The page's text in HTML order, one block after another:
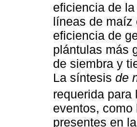
eficiencia de
líneas de maíz
eficiencia de
plántulas más
de siembra y
La síntesis de
requerida para
eventos,
presentes en